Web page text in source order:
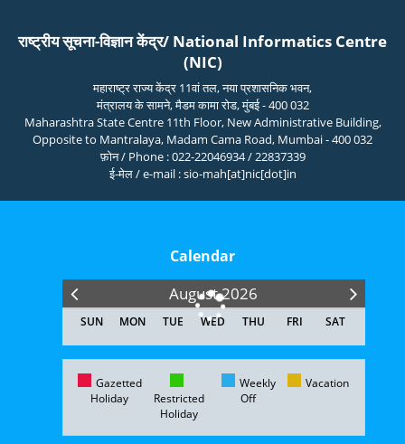
राष्ट्रीय सूचना-विज्ञान केंद्र/ National Informatics Centre
(NIC)
महाराष्ट्र राज्य केंद्र 11वां तल, नया प्रशासनिक भवन,
मंत्रालय के सामने, मैडम कामा रोड, मुंबई - 400 032
Maharashtra State Centre 11th Floor, New Administrative Building,
Opposite to Mantralaya, Madam Cama Road, Mumbai - 400 032
फ़ोन / Phone : 022-22046934 / 22837339
ई-मेल / e-mail : sio-mah[at]nic[dot]in
Calendar
August 2026
SUN MON TUE WED THU FRI SAT
Gazetted
Holiday
Restricted
Holiday
Weekly
Off
Vacation